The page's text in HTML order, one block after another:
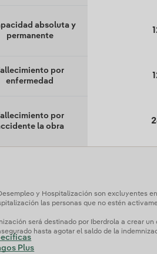
absoluta y
permanente
por
enfermedad
por
la obra
y Hospitalización son excluyentes
las personas que no estén
será destinado por Iberdrola a crear
hasta agotar el saldo de la
Plus